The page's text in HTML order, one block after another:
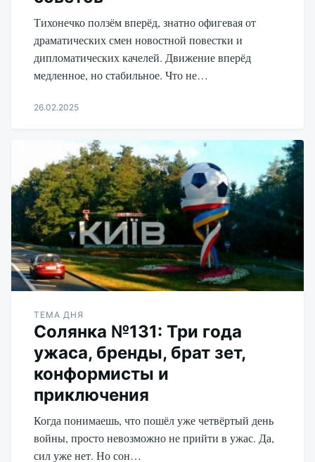
Тихонечко ползём вперёд, знатно офигевая от
драматических смен новостной повестки и
дипломатических качелей. Движение вперёд
медленное, но стабильное. Что не…
26.02.2025
ТЕМА ДНЯ
Солянка №131: Три года
ужаса, бренды, брат зет,
конформисты и
приключения
Когда понимаешь, что пошёл уже четвёртый день
войны, просто невозможно не прийти в ужас. Да,
сил уже нет. Но сон…